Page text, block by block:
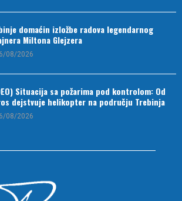
domaćin izložbe radova legendarnog
Miltona Glejzera
08/2026
Situacija sa požarima pod kontrolom: Od
dejstvuje helikopter na području Trebinja
08/2026